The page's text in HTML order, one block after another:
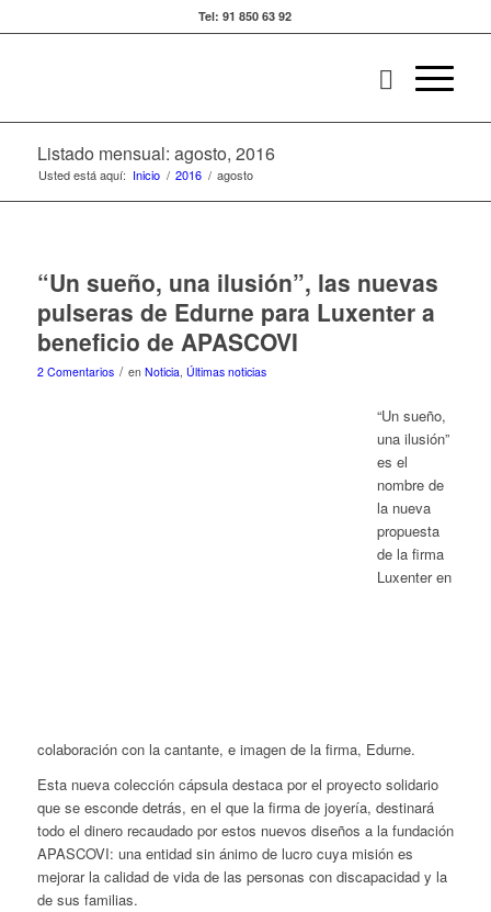
Tel: 91 850 63 92
Listado mensual: agosto, 2016
Usted está aquí: Inicio / 2016 / agosto
“Un sueño, una ilusión”, las nuevas
pulseras de Edurne para Luxenter a
beneficio de APASCOVI
2 Comentarios / en Noticia, Últimas noticias
“Un sueño,
una ilusión”
es el
nombre de
la nueva
propuesta
de la firma
Luxenter en
colaboración con la cantante, e imagen de la firma, Edurne.
Esta nueva colección cápsula destaca por el proyecto solidario
que se esconde detrás, en el que la firma de joyería, destinará
todo el dinero recaudado por estos nuevos diseños a la fundación
APASCOVI: una entidad sin ánimo de lucro cuya misión es
mejorar la calidad de vida de las personas con discapacidad y la
de sus familias.